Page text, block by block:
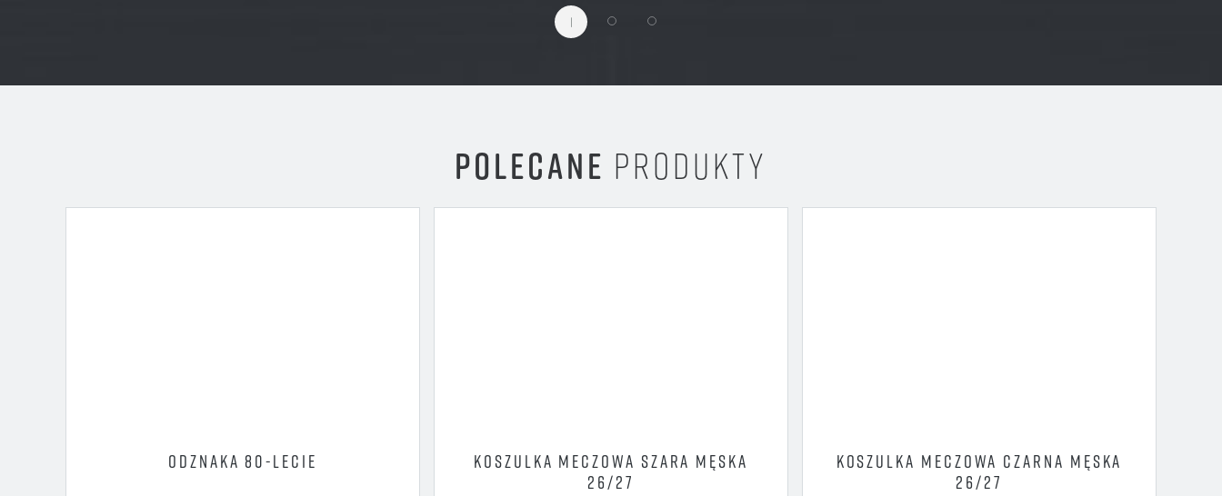
1
POLECANE PRODUKTY
ODZNAKA 80-LECIE
KOSZULKA MECZOWA SZARA MĘSKA
26/27
KOSZULKA MECZOWA CZARNA MĘSKA
26/27